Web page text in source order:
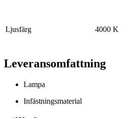
Ljusfärg 4000 K
Leveransomfattning
Lampa
Infästningsmaterial